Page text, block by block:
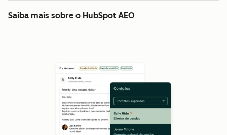
Saiba mais sobre o HubSpot AEO